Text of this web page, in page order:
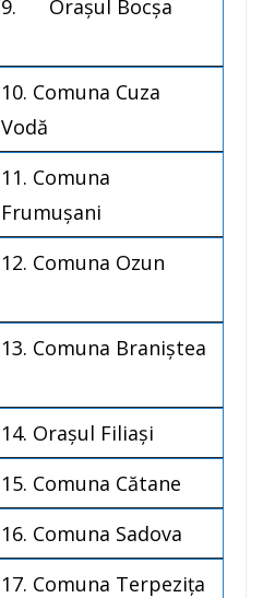
9. Oraşul Bocşa
10. Comuna Cuza
Vodă
11. Comuna
Frumuşani
12. Comuna Ozun
13. Comuna Braniştea
14. Oraşul Filiaşi
15. Comuna Cătane
16. Comuna Sadova
17. Comuna Terpeziţa